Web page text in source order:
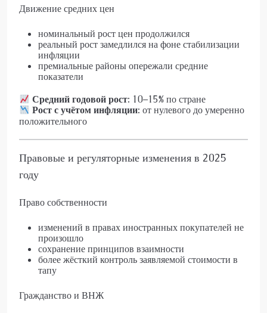
Движение средних цен
номинальный рост цен продолжился
реальный рост замедлился на фоне стабилизации
инфляции
премиальные районы опережали средние
показатели
Средний годовой рост: 10–15% по стране
Рост с учётом инфляции: от нулевого до умеренно
положительного
Правовые и регуляторные изменения в 2025
году
Право собственности
изменений в правах иностранных покупателей не
произошло
сохранение принципов взаимности
более жёсткий контроль заявляемой стоимости в
тапу
Гражданство и ВНЖ